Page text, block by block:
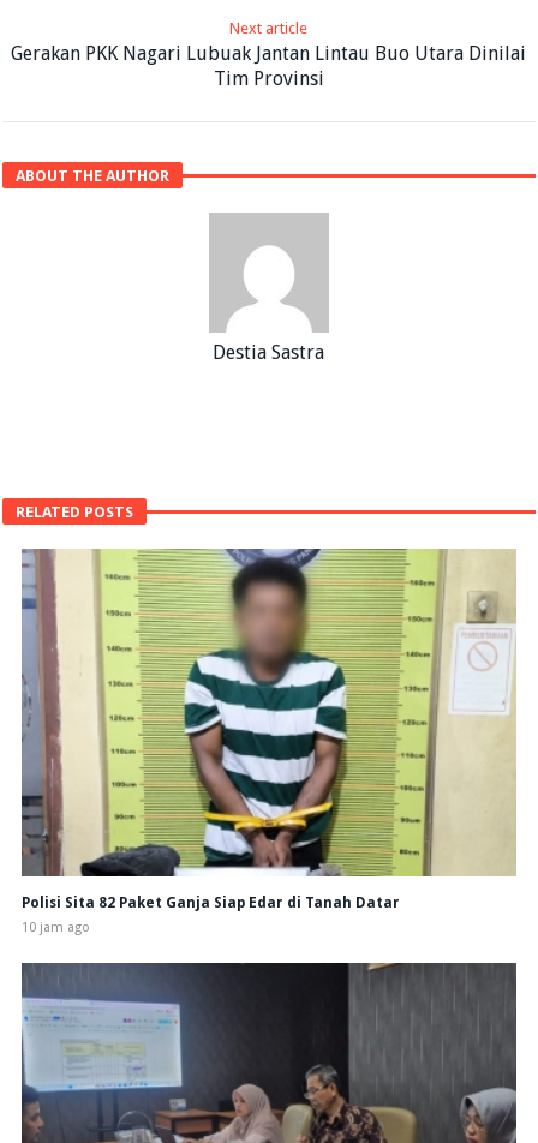
Next article
Gerakan PKK Nagari Lubuak Jantan Lintau Buo Utara Dinilai
Tim Provinsi
ABOUT THE AUTHOR
Destia Sastra
RELATED POSTS
Polisi Sita 82 Paket Ganja Siap Edar di Tanah Datar
10 jam ago